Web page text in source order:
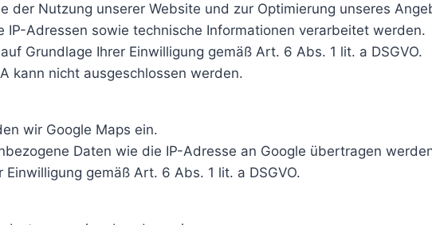
der Nutzung unserer Website und zur Optimierung unseres
IP-Adressen sowie technische Informationen verarbeitet werden.
Grundlage Ihrer Einwilligung gemäß Art. 6 Abs. 1 lit. a DSGVO.
kann nicht ausgeschlossen werden.
wir Google Maps ein.
Daten wie die IP-Adresse an Google übertragen
gemäß Art. 6 Abs. 1 lit. a DSGVO.